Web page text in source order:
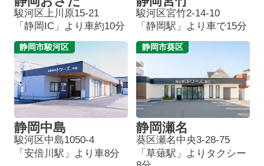
駿河区上川原15-21
「静岡IC」より車約10分
駿河区宮竹2-14-10
「静岡駅」より車で15分
静岡市駿河区
静岡中島
駿河区中島1050-4
「安倍川駅」より車8分
静岡市葵区
静岡瀬名
葵区瀬名中央3-28-75
「草薙駅」よりタクシー